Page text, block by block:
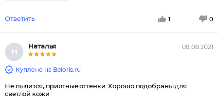
Ответить 1 0
Н
Наталья 08.08.2021
Куплено на Beloris.ru
Не пылится, приятные оттенки. Хорошо подобраны для
светлой кожи